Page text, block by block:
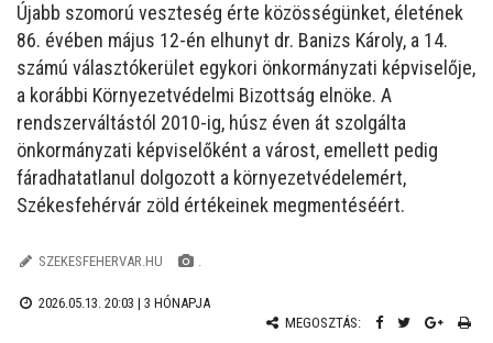
Újabb szomorú veszteség érte közösségünket, életének
86. évében május 12-én elhunyt dr. Banizs Károly, a 14.
számú választókerület egykori önkormányzati képviselője,
a korábbi Környezetvédelmi Bizottság elnöke. A
rendszerváltástól 2010-ig, húsz éven át szolgálta
önkormányzati képviselőként a várost, emellett pedig
fáradhatatlanul dolgozott a környezetvédelemért,
Székesfehérvár zöld értékeinek megmentéséért.
SZEKESFEHERVAR.HU .
2026.05.13. 20:03 | 3 HÓNAPJA
MEGOSZTÁS: